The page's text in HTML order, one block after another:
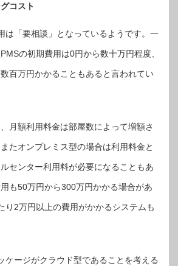
コスト
は「要相談」となっているようです。一
の初期費用は0円から数十万円程度、
百万円かかることもあると言われてい
月額利用料金は部屋数によって増額さ
たオンプレミス型の場合は利用料金と
センター利用料が必要になることもあ
も50万円から300万円かかる場合があ
り2万円以上の費用がかかるシステムも
ケージがクラウド型であることを考える